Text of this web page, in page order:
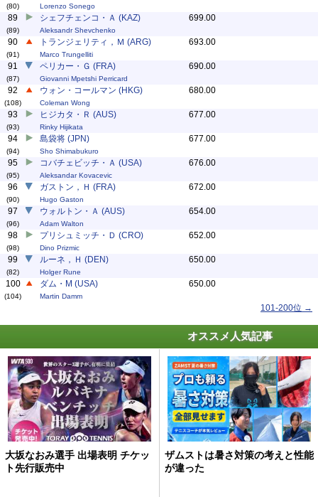
(80) Lorenzo Sonego
89
(89)
シェフチェンコ・Ａ (KAZ)
Aleksandr Shevchenko
699.00
90
(91)
トランジェリティ，Ｍ (ARG)
Marco Trungelliti
693.00
91
(87)
ペリカー・Ｇ (FRA)
Giovanni Mpetshi Perricard
690.00
92
(108)
ウォン・コールマン (HKG)
Coleman Wong
680.00
93
(93)
ヒジカタ・Ｒ (AUS)
Rinky Hijikata
677.00
94
(94)
島袋将 (JPN)
Sho Shimabukuro
677.00
95
(95)
コバチェビッチ・Ａ (USA)
Aleksandar Kovacevic
676.00
96
(90)
ガストン，Ｈ (FRA)
Hugo Gaston
672.00
97
(96)
ウォルトン・Ａ (AUS)
Adam Walton
654.00
98
(98)
プリシュミッチ・Ｄ (CRO)
Dino Prizmic
652.00
99
(82)
ルーネ，Ｈ (DEN)
Holger Rune
650.00
100
(104)
ダム・M (USA)
Martin Damm
650.00
101-200位 →
オススメ人気記事
大坂なおみ選手 出場表明 チケッ
ト先行販売中
ザムストは暑さ対策の考えと性能
が違った